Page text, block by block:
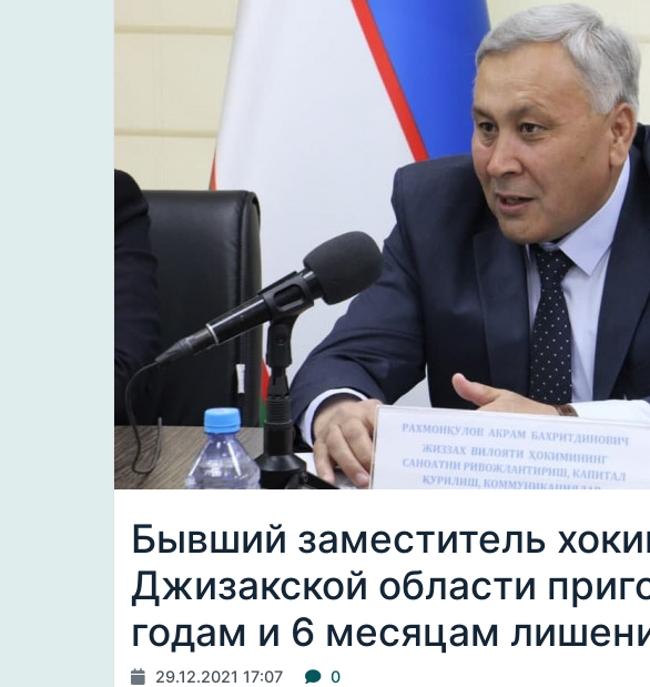
Бывший заместитель
Джизакской области
годам и 6 месяцам
29.12.2021 17:07 0